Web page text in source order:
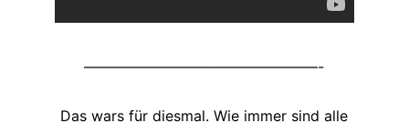
————————————————-
Das wars für diesmal. Wie immer sind alle